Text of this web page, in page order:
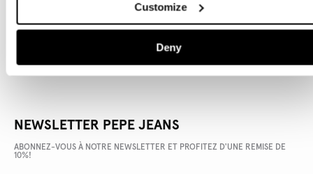
Customize
Deny
NEWSLETTER PEPE JEANS
ABONNEZ-VOUS À NOTRE NEWSLETTER ET PROFITEZ D'UNE REMISE DE
10%!